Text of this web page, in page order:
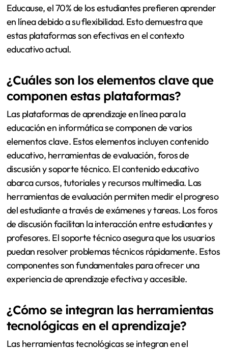
Educause, el 70% de los estudiantes prefieren aprender
en línea debido a su flexibilidad. Esto demuestra que
estas plataformas son efectivas en el contexto
educativo actual.
¿Cuáles son los elementos clave que
componen estas plataformas?
Las plataformas de aprendizaje en línea para la
educación en informática se componen de varios
elementos clave. Estos elementos incluyen contenido
educativo, herramientas de evaluación, foros de
discusión y soporte técnico. El contenido educativo
abarca cursos, tutoriales y recursos multimedia. Las
herramientas de evaluación permiten medir el progreso
del estudiante a través de exámenes y tareas. Los foros
de discusión facilitan la interacción entre estudiantes y
profesores. El soporte técnico asegura que los usuarios
puedan resolver problemas técnicos rápidamente. Estos
componentes son fundamentales para ofrecer una
experiencia de aprendizaje efectiva y accesible.
¿Cómo se integran las herramientas
tecnológicas en el aprendizaje?
Las herramientas tecnológicas se integran en el